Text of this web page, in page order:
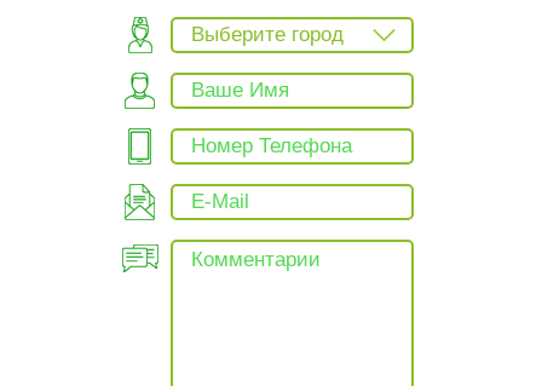
Выберите город